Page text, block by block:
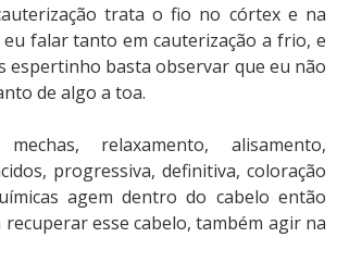
trata o fio no córtex e na
falar tanto em cauterização a frio, e
espertinho basta observar que eu não
de algo a toa.
relaxamento, alisamento,
progressiva, definitiva, coloração
agem dentro do cabelo então
esse cabelo, também agir na